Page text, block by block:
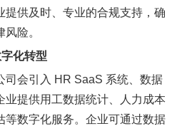
提供及时、专业的合规支持，确
险。
化转型
司会引入 HR SaaS 系统、数据
业提供用工数据统计、人力成本
等数字化服务。企业可通过数据